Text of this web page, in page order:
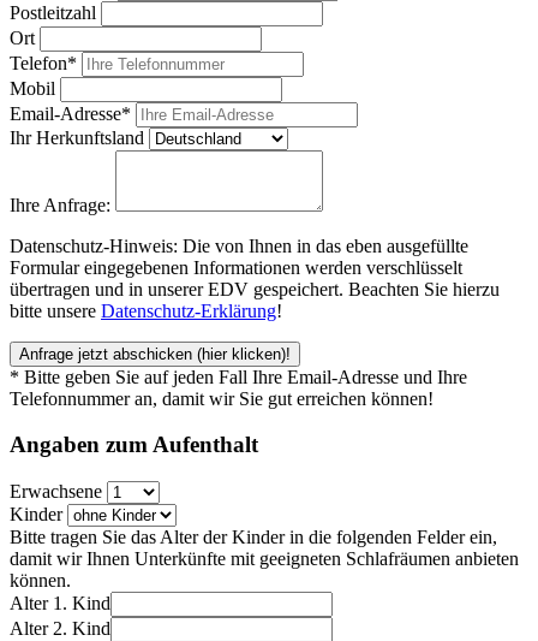
Postleitzahl
Ort
Telefon*
Mobil
Email-Adresse*
Ihr Herkunftsland
Ihre Anfrage:
Datenschutz-Hinweis: Die von Ihnen in das eben ausgefüllte
Formular eingegebenen Informationen werden verschlüsselt
übertragen und in unserer EDV gespeichert. Beachten Sie hierzu
bitte unsere Datenschutz-Erklärung!
Anfrage jetzt abschicken (hier klicken)!
* Bitte geben Sie auf jeden Fall Ihre Email-Adresse und Ihre
Telefonnummer an, damit wir Sie gut erreichen können!
Angaben zumAufenthalt
Erwachsene
Kinder
Bitte tragen Sie das Alter der Kinder in die folgenden Felder ein,
damit wir Ihnen Unterkünfte mit geeigneten Schlafräumen anbieten
können.
Alter 1. Kind
Alter 2. Kind